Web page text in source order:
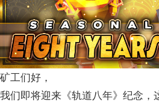
矿工们好，
我们即将迎来《轨道八年》纪念，